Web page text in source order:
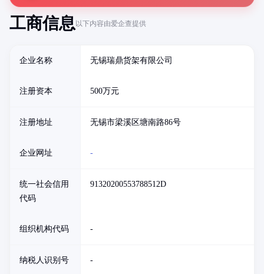
工商信息以下内容由爱企查提供
企业名称 无锡瑞鼎货架有限公司
注册资本 500万元
注册地址 无锡市梁溪区塘南路86号
企业网址 -
统一社会信用
代码
91320200553788512D
组织机构代码 -
纳税人识别号 -